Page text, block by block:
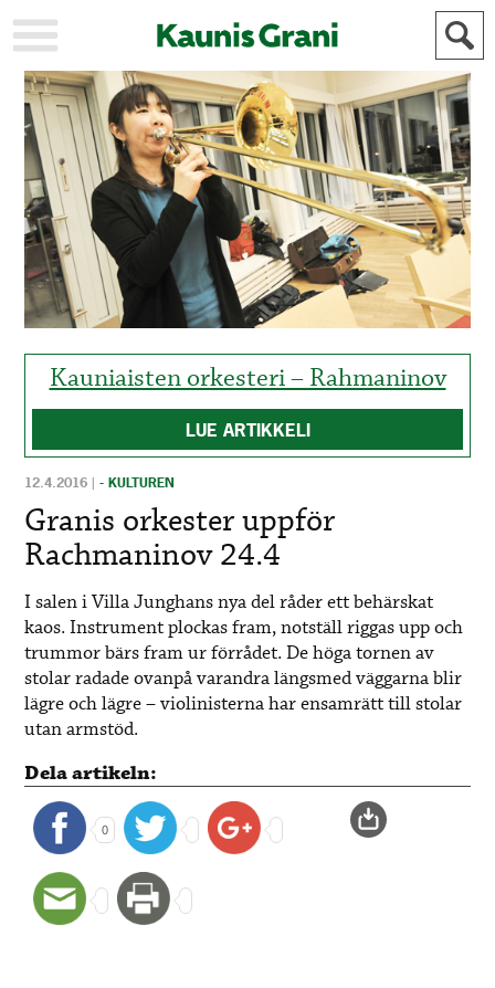
KAUPUNKI
STADEN
AJANKOHTAISTA
AKTUELLT
URHEILU
IDROTT
KULTTUURI
KULTUR
HISTORIA
HISTORIA
YLEINEN
ALLMÄN
MAINOSTAJILLE
FÖR
ANNONSÖRER
Kauniaisten orkesteri – Rahmaninov
LUE ARTIKKELI
12.4.2016 |- KULTUREN
Granis orkester uppför
Rachmaninov 24.4
I salen i Villa Junghans nya del råder ett behärskat
kaos. Instrument plockas fram, notställ riggas upp och
trummor bärs fram ur förrådet. De höga tornen av
stolar radade ovanpå varandra längsmed väggarna blir
lägre och lägre – violinisterna har ensamrätt till stolar
utan armstöd.
Dela artikeln:
0